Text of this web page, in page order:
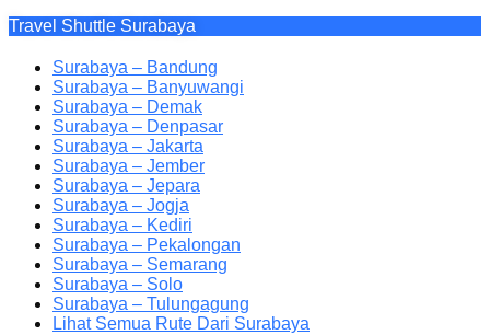
Travel Shuttle Surabaya
Surabaya – Bandung
Surabaya – Banyuwangi
Surabaya – Demak
Surabaya – Denpasar
Surabaya – Jakarta
Surabaya – Jember
Surabaya – Jepara
Surabaya – Jogja
Surabaya – Kediri
Surabaya – Pekalongan
Surabaya – Semarang
Surabaya – Solo
Surabaya – Tulungagung
Lihat Semua Rute Dari Surabaya